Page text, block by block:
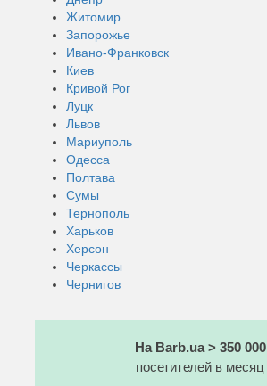
Житомир
Запорожье
Ивано-Франковск
Киев
Кривой Рог
Луцк
Львов
Мариуполь
Одесса
Полтава
Сумы
Тернополь
Харьков
Херсон
Черкассы
Чернигов
На Barb.ua > 350 000
посетителей в месяц